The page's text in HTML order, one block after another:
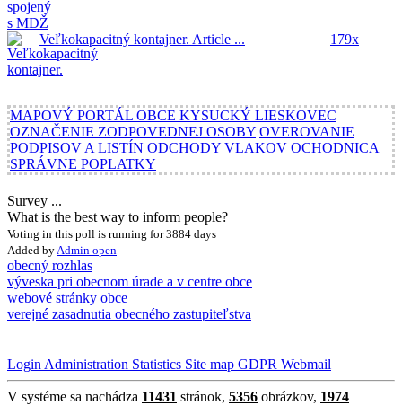
Veľkokapacitný kontajner. Article ... 179x
MAPOVÝ PORTÁL OBCE KYSUCKÝ LIESKOVEC
OZNAČENIE ZODPOVEDNEJ OSOBY OVEROVANIE
PODPISOV A LISTÍN ODCHODY VLAKOV OCHODNICA
SPRÁVNE POPLATKY
Survey ...
What is the best way to inform people?
Voting in this poll is running for 3884 days
Added by Admin open
obecný rozhlas
výveska pri obecnom úrade a v centre obce
webové stránky obce
verejné zasadnutia obecného zastupiteľstva
Login Administration Statistics Site map GDPR Webmail
V systéme sa nachádza 11431 stránok, 5356 obrázkov, 1974